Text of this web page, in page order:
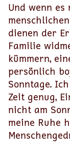
Und wenn
dienen der
Familie
kümmern,
persönlich
Sonntage.
Zeit genug,
nicht am
meine Ruhe